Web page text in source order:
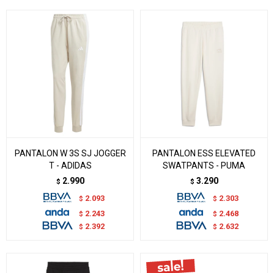
PANTALON W 3S SJ JOGGER
T - ADIDAS
$ 2.990
$ 2.093
$ 2.243
$ 2.392
PANTALON ESS ELEVATED
SWATPANTS - PUMA
$ 3.290
$ 2.303
$ 2.468
$ 2.632